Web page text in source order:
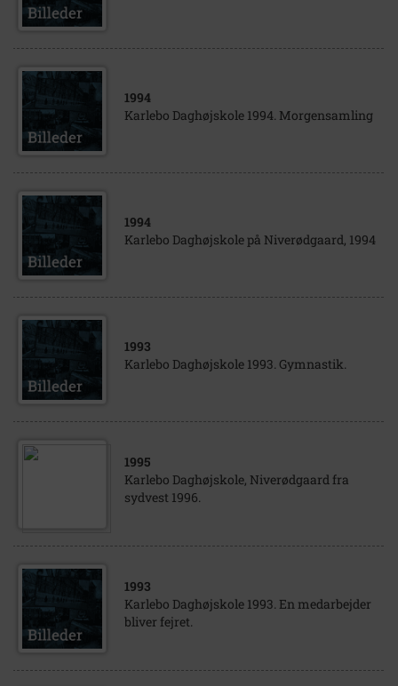
1994
Karlebo Daghøjskole 1994. Morgensamling
1994
Karlebo Daghøjskole på Niverødgaard, 1994
1993
Karlebo Daghøjskole 1993. Gymnastik.
1995
Karlebo Daghøjskole, Niverødgaard fra
sydvest 1996.
1993
Karlebo Daghøjskole 1993. En medarbejder
bliver fejret.